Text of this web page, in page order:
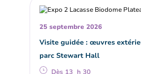
25 septembre 2026
Visite guidée : œuvres
parc Stewart Hall
Dès 13 h 30